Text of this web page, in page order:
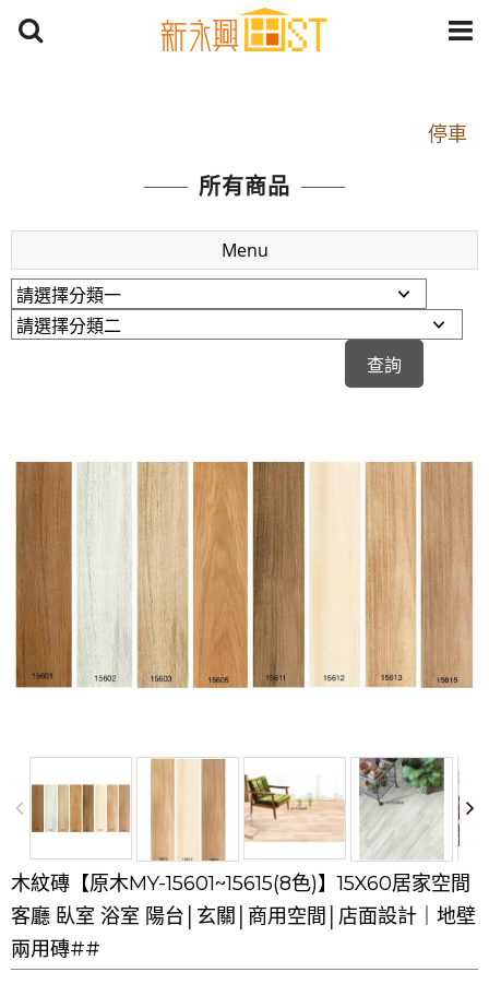
停車
捷運： 中和線【頂溪站 2 號出口】往中山路1段139
原Line已滿 無法加Line好友 請親愛的客戶加入
LINE官方帳號@a0975005573
開車：中山路1段 到永平路路口(樂華夜市口)門口可
停車
捷運： 中和線【頂溪站 2 號出口】往中山路1段139
LINE官方帳號@a0975005573
所有商品
Menu
木紋磚【原木MY-15601~15615(8色)】15X60居家空間
客廳 臥室 浴室 陽台│玄關│商用空間│店面設計｜地壁
兩用磚##